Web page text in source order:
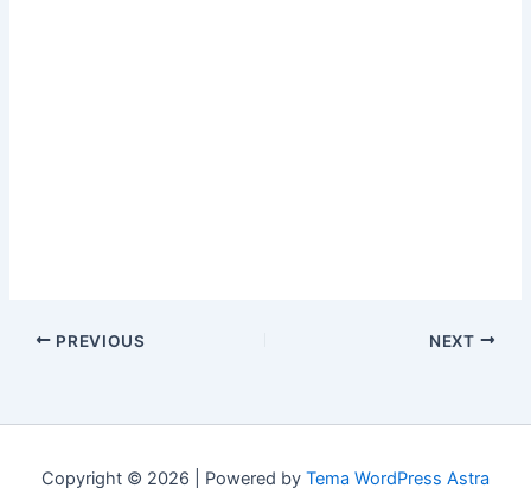
PREVIOUS NEXT
Copyright © 2026 | Powered by Tema WordPress Astra